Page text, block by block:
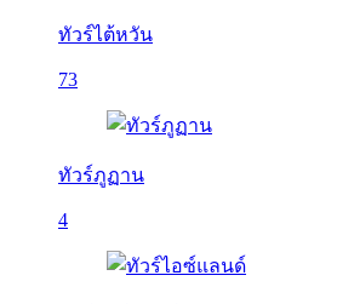
ทัวร์ไต้หวัน
73
ทัวร์ภูฏาน
4